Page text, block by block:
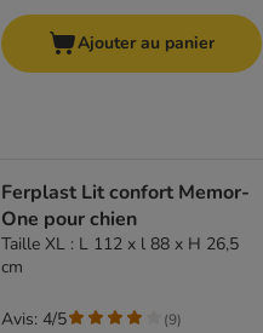
Ajouter au panier
Ferplast Lit confort Memor-
One pour chien
Taille XL : L 112 x l 88 x H 26,5
cm
Avis: 4/5 (9)